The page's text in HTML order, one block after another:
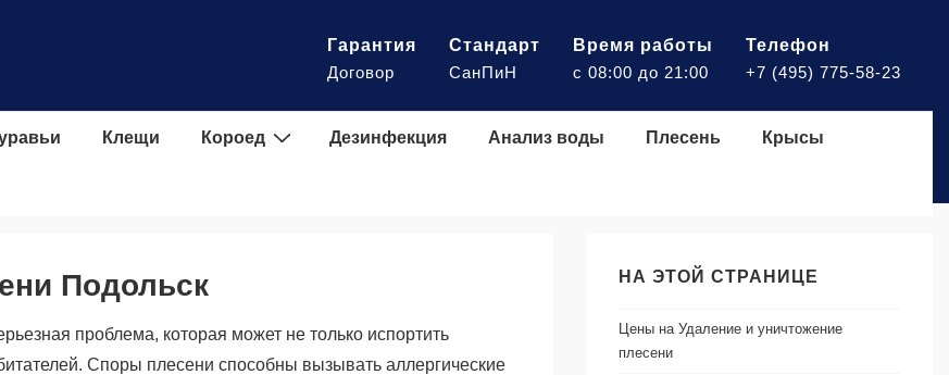
Гарантия
Договор
Стандарт
СанПиН
Время работы
с 08:00 до 21:00
Телефон
+7 (495) 775-58-23
Клещи Короед Дезинфекция Анализ воды Плесень Крысы
Подольск
проблема, которая может не только испортить
Споры плесени способны вызывать аллергические
НА ЭТОЙ СТРАНИЦЕ
Цены на Удаление и уничтожение
плесени